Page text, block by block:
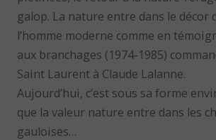
galop. La nature entre dans le décor
l’homme moderne comme en
aux branchages (1974-1985)
Saint Laurent à Claude Lalanne.
Aujourd’hui, c’est sous sa forme
que la valeur nature entre dans les
gauloises…